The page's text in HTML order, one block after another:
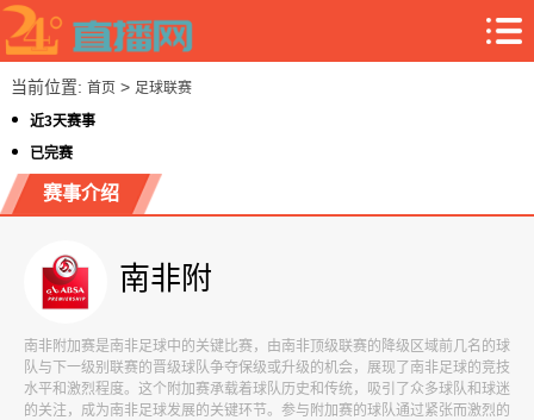
当前位置: 首页> 足球联赛
近3天赛事
已完赛
赛事介绍
南非附
南非附加赛是南非足球中的关键比赛，由南非顶级联赛的降级区域前几名的球
队与下一级别联赛的晋级球队争夺保级或升级的机会，展现了南非足球的竞技
水平和激烈程度。这个附加赛承载着球队历史和传统，吸引了众多球队和球迷
的关注，成为南非足球发展的关键环节。参与附加赛的球队通过紧张而激烈的